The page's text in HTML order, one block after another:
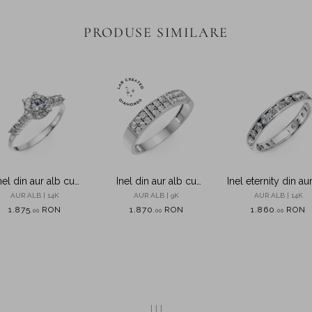
PRODUSE SIMILARE
din aur alb cu
zirconii
AUR ALB | 14K
1.875 00 RON
Inel din aur alb cu
diamante microsetting
laborator
AUR ALB | 9K
1.870 00 RON
Inel eternity din aur
cu zirconii
AUR ALB | 14K
1.860 ,00 RON